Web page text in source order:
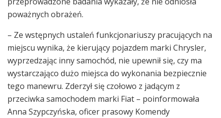
poważnych obrażeń.
– Ze wstępnych ustaleń funkcjonariuszy pracujących na
miejscu wynika, że kierujący pojazdem marki Chrysler,
wyprzedzając inny samochód, nie upewnił się, czy ma
wystarczająco dużo miejsca do wykonania bezpiecznie
tego manewru. Zderzył się czołowo z jadącym z
przeciwka samochodem marki Fiat – poinformowała
Anna Szypczyńska, oficer prasowy Komendy